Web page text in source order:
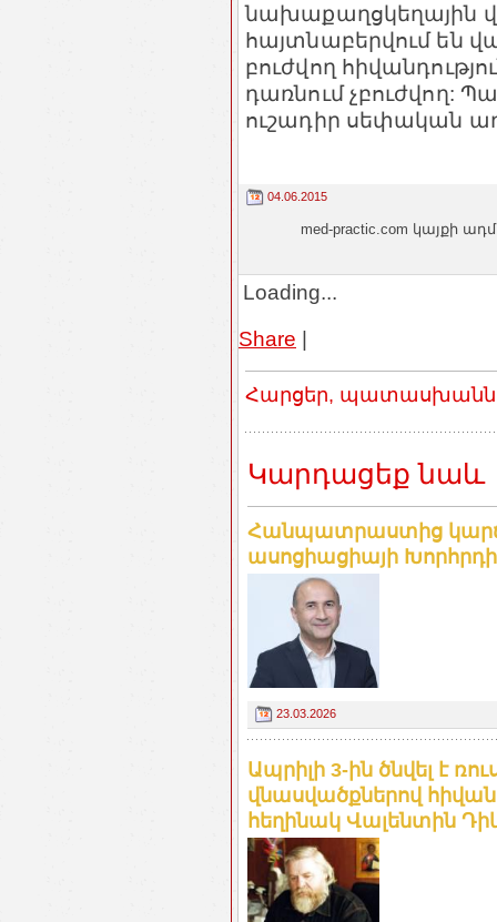
նախաքաղցկեղային
հայտնաբերվում են
բուժվող
դառնում չբուժվող:
ուշադիր սեփական
04.06.2015
med-practic.com կայքի
Loading...
Share |
Հարցեր,
Կարդացեք նաև
Հանպատրաստից կարճ
ասոցիացիայի
23.03.2026
Ապրիլի 3-ին ծնվել է
վնասվածքներով
հեղինակ Վալենտին